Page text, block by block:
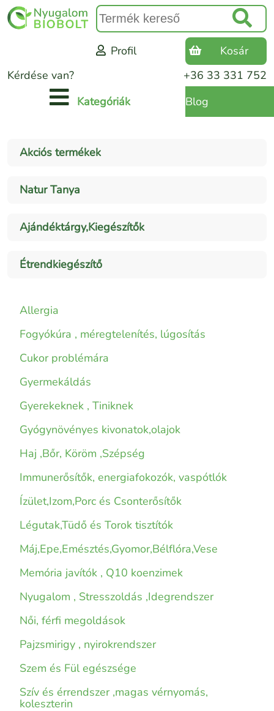
Kérdése van? +36 33 331 752
Profil Kosár
Kategóriák Blog
Akciós termékek
Natur Tanya
Ajándéktárgy,Kiegészítők
Étrendkiegészítő
Allergia
Fogyókúra , méregtelenítés, lúgosítás
Cukor problémára
Gyermekáldás
Gyerekeknek , Tiniknek
Gyógynövényes kivonatok,olajok
Haj ,Bőr, Köröm ,Szépség
Immunerősítők, energiafokozók, vaspótlók
Ízület,Izom,Porc és Csonterősítők
Légutak,Tüdő és Torok tisztítók
Máj,Epe,Emésztés,Gyomor,Bélflóra,Vese
Memória javítók , Q10 koenzimek
Nyugalom , Stresszoldás ,Idegrendszer
Női, férfi megoldások
Pajzsmirigy , nyirokrendszer
Szem és Fül egészsége
Szív és érrendszer ,magas vérnyomás,
koleszterin